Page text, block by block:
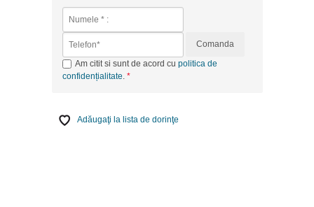
Comanda
Am citit si sunt de acord cu politica de
confidențialitate
Adăugaţi la lista de dorinţe